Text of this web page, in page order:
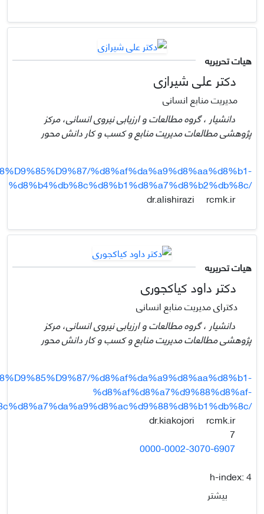
هیات تحریریه
دکتر علی شیرازی
مدیریت منابع انسانی
دانشیار ، گروه مطالعات و ارزیابی نیروی انسانی، مرکز
پژوهشی مطالعات مدیریت منابع و کسب و کار دانش محور
%d8%af%da%a9%d8%aa%d8%b1-
%d8%b4%db%8c%d8%b1%d8%a7%d8%b2%db%8c/
dr.alishirazi
rcmk.ir
هیات تحریریه
دکتر داود کیاکجوری
دکترای مدیریت منابع انسانی
دانشیار ، گروه مطالعات و ارزیابی نیروی انسانی، مرکز
پژوهشی مطالعات مدیریت منابع و کسب و کار دانش محور
%d8%af%da%a9%d8%aa%d8%b1-
%d8%af%d8%a7%d9%88%d8%af-
dr.kiakojori
rcmk.ir
0000-0002-3070-6907
h-index:4
بیشتر